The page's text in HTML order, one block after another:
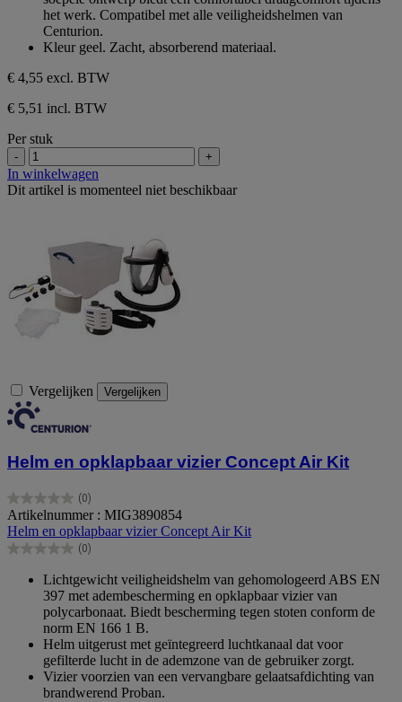
het werk. Compatibel met alle veiligheidshelmen van
Centurion.
Kleur geel. Zacht, absorberend materiaal.
€ 4,55 excl. BTW
€ 5,51 incl. BTW
Per stuk
- +
In winkelwagen
Dit artikel is momenteel niet beschikbaar
Vergelijken Vergelijken
Helm en opklapbaar vizier Concept Air Kit
(0)
0.0
van
de
5
Artikelnummer : MIG3890854
Helm en opklapbaar vizier Concept Air Kit
(0)
0.0
sterren.
Lichtgewicht veiligheidshelm van gehomologeerd ABS EN
397 met adembescherming en opklapbaar vizier van
polycarbonaat. Biedt bescherming tegen stoten conform de
norm EN 166 1 B.
Helm uitgerust met geïntegreerd luchtkanaal dat voor
gefilterde lucht in de ademzone van de gebruiker zorgt.
Vizier voorzien van een vervangbare gelaatsafdichting van
brandwerend Proban.